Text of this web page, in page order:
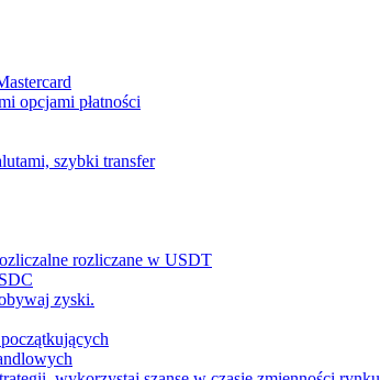
opcjami płatności
szybki transfer
rozliczane w USDT
zyski.